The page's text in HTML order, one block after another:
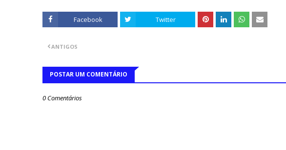
Facebook Twitter
ANTIGOS
POSTAR UM COMENTÁRIO
0 Comentários